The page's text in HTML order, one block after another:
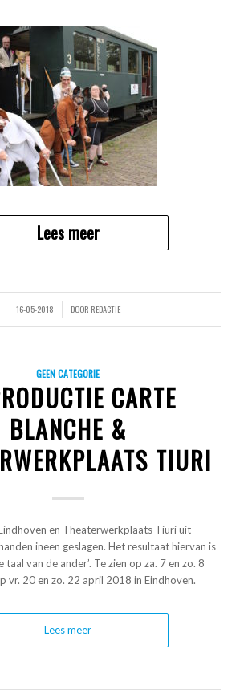
Lees meer
16-05-2018 DOOR REDACTIE
GEEN CATEGORIE
CARTE
BLANCHE &
TIURI
en Theaterwerkplaats Tiuri uit
ineen geslagen. Het resultaat hiervan is
taal van de ander’. Te zien op za. 7 en zo. 8
vr. 20 en zo. 22 april 2018 in Eindhoven.
Lees meer